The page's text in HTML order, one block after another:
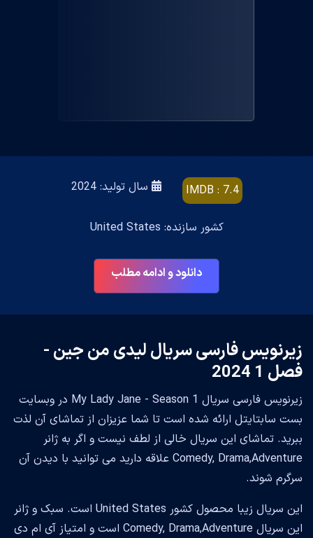
IMDB : 7.4 سال تولید: 2024
کشور سازنده: United States
دانلود و ادامه مطلب
زیرنویس فارسی سریال لیدی من جین -
فصل 1 2024
زیرنویس فارسی سریال My Lady Jane - Season 1 در وبسایت
بست سابتایتل ارائه شده است تا شما عزیزان از تماشای آن لذت
ببرید. تماشای این سریال خالی از لطف نیست و اگر به ژانر
Comedy, Drama,Adventure علاقه دارید می توانید با دیدن آن
سرگرم شوند.
این سریال زیبا محصول کشور United States است. سبک و ژانر
این سریال Comedy, Drama,Adventure است و امتیاز آی ام دی